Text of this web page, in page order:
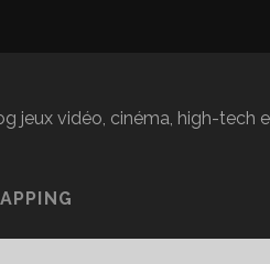
jeux vidéo, cinéma, high-tech